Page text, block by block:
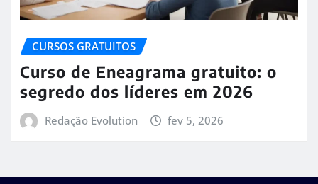
CURSOS GRATUITOS
Curso de Eneagrama gratuito: o
segredo dos líderes em 2026
Redação Evolution fev 5, 2026